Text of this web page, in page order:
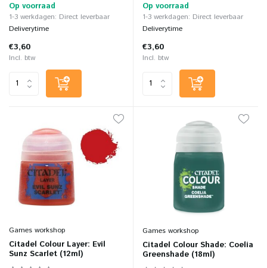
Op voorraad
1-3 werkdagen: Direct leverbaar
Deliverytime
€3,60
Incl. btw
Op voorraad
1-3 werkdagen: Direct leverbaar
Deliverytime
€3,60
Incl. btw
Games workshop
Citadel Colour Layer: Evil
Sunz Scarlet (12ml)
Games workshop
Citadel Colour Shade: Coelia
Greenshade (18ml)